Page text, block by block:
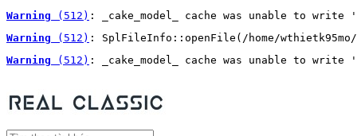
Warning (512) : _cake_model_ cache was unable to
Warning (512) : SplFileInfo::openFile(/home/wthietk95mo/
Warning (512) : _cake_model_ cache was unable to